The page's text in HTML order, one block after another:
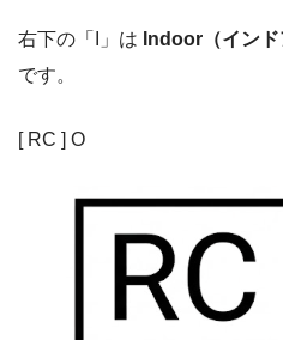
右下の「I」は Indoor（インド
です。
[ RC ] O